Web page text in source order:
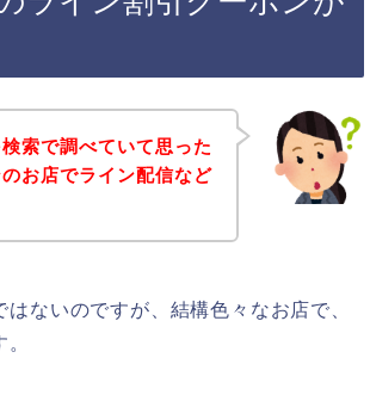
索で調べていて思った
お店でライン配信など
ないのですが、結構色々なお店で、